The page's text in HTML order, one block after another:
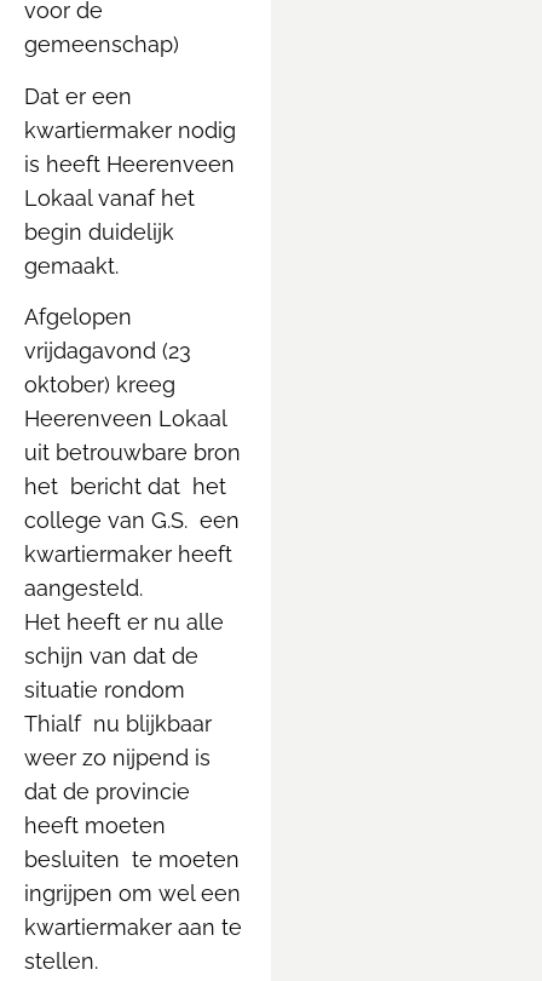
voor de
gemeenschap)
Dat er een
kwartiermaker nodig
is heeft Heerenveen
Lokaal vanaf het
begin duidelijk
gemaakt.
Afgelopen
vrijdagavond (23
oktober) kreeg
Heerenveen Lokaal
uit betrouwbare bron
het bericht dat het
college van G.S. een
kwartiermaker heeft
aangesteld.
Het heeft er nu alle
schijn van dat de
situatie rondom
Thialf nu blijkbaar
weer zo nijpend is
dat de provincie
heeft moeten
besluiten te moeten
ingrijpen om wel een
kwartiermaker aan te
stellen.